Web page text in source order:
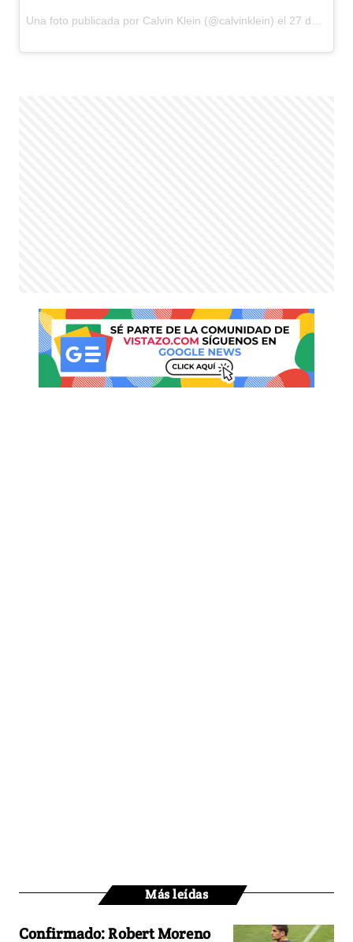
Una foto publicada por Calvin Klein (@calvinklein) el 27 de Ene de 2016 a la(s) 10:07 PST
Más leídas
Confirmado: Robert Moreno